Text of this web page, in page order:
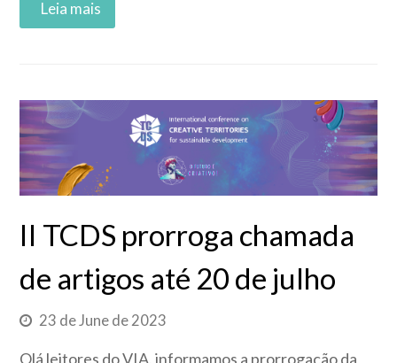
II TCDS prorroga chamada
de artigos até 20 de julho
23 de June de 2023
Olá leitores do VIA, informamos a prorrogação da